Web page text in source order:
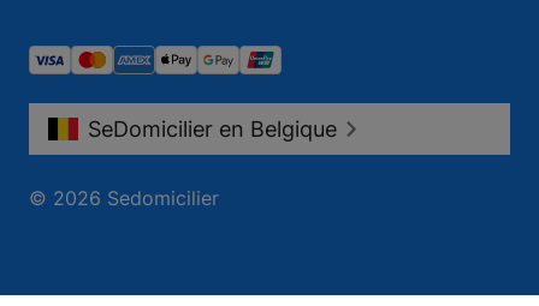
© 2026 Sedomicilier
SeDomicilier en Belgique